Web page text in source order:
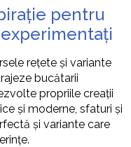
pentru
rețete și variante
bucătarii
propriile creații
și moderne, sfaturi și
și variante care